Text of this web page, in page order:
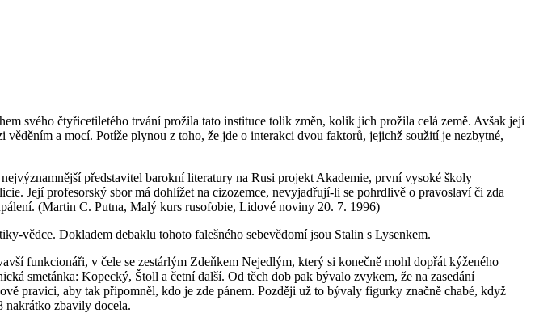
svého čtyřicetiletého trvání prožila tato instituce tolik změn, kolik jich prožila celá země. Avšak její
věděním a mocí. Potíže plynou z toho, že jde o interakci dvou faktorů, jejichž soužití je nezbytné,
představitel barokní literatury na Rusi projekt Akademie, první vysoké školy
Její profesorský sbor má dohlížet na cizozemce, nevyjadřují-li se pohrdlivě o pravoslaví či zda
(Martin C. Putna, Malý kurs rusofobie, Lidové noviny 20. 7. 1996)
vědce. Dokladem debaklu tohoto falešného sebevědomí jsou Stalin s Lysenkem.
funkcionáři, v čele se zestárlým Zdeňkem Nejedlým, který si konečně mohl dopřát kýženého
smetánka: Kopecký, Štoll a četní další. Od těch dob pak bývalo zvykem, že na zasedání
pravici, aby tak připomněl, kdo je zde pánem. Později už to bývaly figurky značně chabé, když
nakrátko zbavily docela.